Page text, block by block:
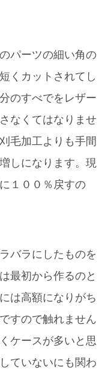
パーツの細い角の
くカットされてし
のすべでをレザー
なくてはなりませ
毛加工よりも手間
しになります。現
１００％戻すの
バラにしたものを
最初から作るのと
は高額になりがち
すので触れません
ケースが多いと思
ていないにも関わ